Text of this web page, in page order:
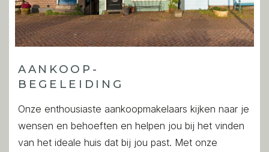
AANKOOP-
BEGELEIDING
Onze enthousiaste aankoopmakelaars kijken naar je
wensen en behoeften en helpen jou bij het vinden
van het ideale huis dat bij jou past. Met onze